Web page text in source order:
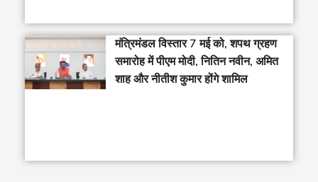
मंत्रिमंडल विस्तार 7 मई को, शपथ ग्रहण
समारोह में पीएम मोदी, नितिन नवीन, अमित
शाह और नीतीश कुमार होंगे शामिल